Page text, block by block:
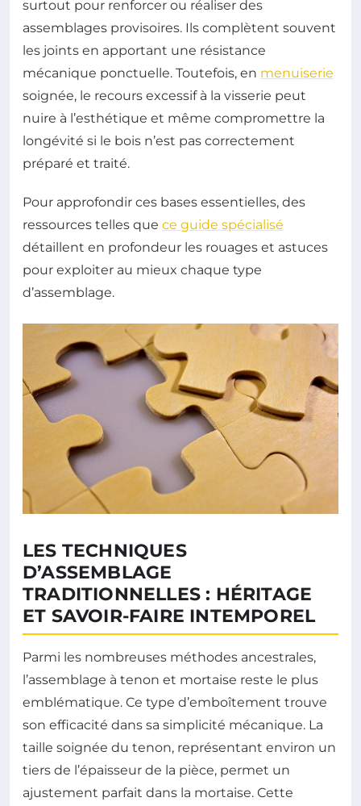
surtout pour renforcer ou réaliser des
assemblages provisoires. Ils complètent souvent
les joints en apportant une résistance
mécanique ponctuelle. Toutefois, en menuiserie
soignée, le recours excessif à la visserie peut
nuire à l’esthétique et même compromettre la
longévité si le bois n’est pas correctement
préparé et traité.
Pour approfondir ces bases essentielles, des
ressources telles que ce guide spécialisé
détaillent en profondeur les rouages et astuces
pour exploiter au mieux chaque type
d’assemblage.
LES TECHNIQUES
D’ASSEMBLAGE
TRADITIONNELLES : HÉRITAGE
ET SAVOIR-FAIRE INTEMPOREL
Parmi les nombreuses méthodes ancestrales,
l’assemblage à tenon et mortaise reste le plus
emblématique. Ce type d’emboîtement trouve
son efficacité dans sa simplicité mécanique. La
taille soignée du tenon, représentant environ un
tiers de l’épaisseur de la pièce, permet un
ajustement parfait dans la mortaise. Cette